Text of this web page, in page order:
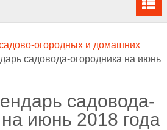
огородных и домашних
садовода-огородника на июнь
садовода-
июнь 2018 года